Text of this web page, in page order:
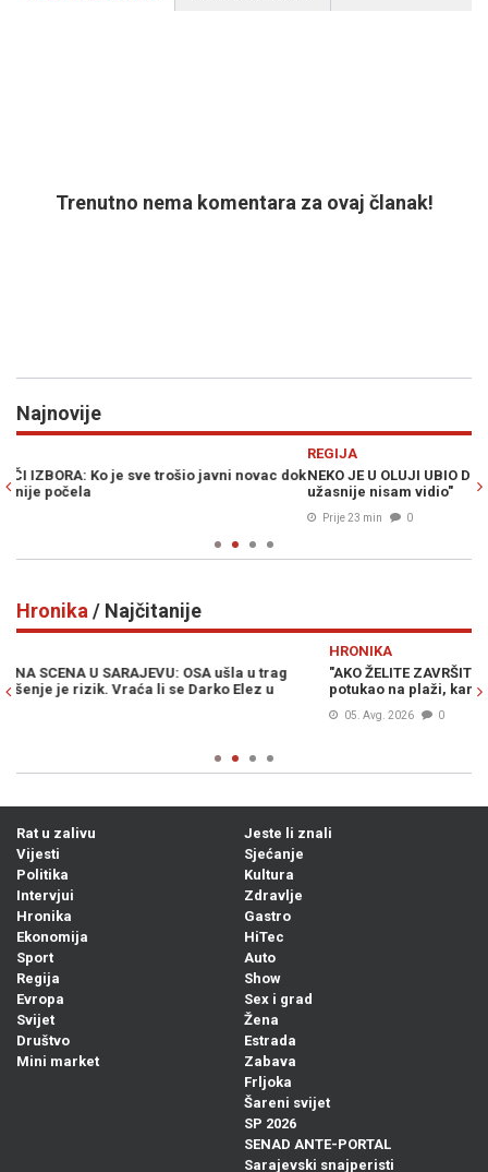
Trenutno nema komentara za ovaj članak!
Najnovije
NEKO JE U OLUJI UBIO DEVET INVALIDA U KOLICIMA: "Ništa
užasnije nisam vidio"
Hronika / Najčitanije
"AKO ŽELITE ZAVRŠITI U BOLNICI, DOĐITE OVAMO": Političar se
potukao na plaži, kamere sve snimile (VIDEO)
Rat u zalivu
Vijesti
Politika
Intervjui
Hronika
Ekonomija
Sport
Regija
Evropa
Svijet
Društvo
Mini market
Jeste li znali
Sjećanje
Kultura
Zdravlje
Gastro
HiTec
Auto
Show
Sex i grad
Žena
Estrada
Zabava
Frljoka
Šareni svijet
SP 2026
SENAD ANTE-PORTAL
Sarajevski snajperisti